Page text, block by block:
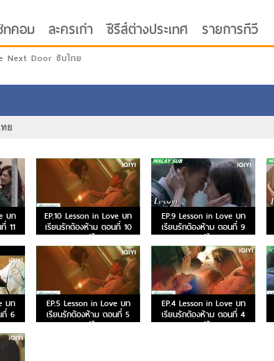
ทคอม ละครเก่า ซีรีส์ต่างประเทศ รายการทีวี
Next Door ซับไทย
ย
บท
11
EP.10 Lesson in Love บท
เรียนรักต้องห้าม ตอนที่ 10
พากย์ไทย
EP.9 Lesson in Love บท
เรียนรักต้องห้าม ตอนที่ 9
พากย์ไทย
บท
ที่ 6
EP.5 Lesson in Love บท
เรียนรักต้องห้าม ตอนที่ 5
พากย์ไทย
EP.4 Lesson in Love บท
เรียนรักต้องห้าม ตอนที่ 4
พากย์ไทย